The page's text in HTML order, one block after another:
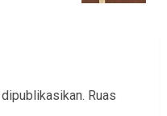
Ruas